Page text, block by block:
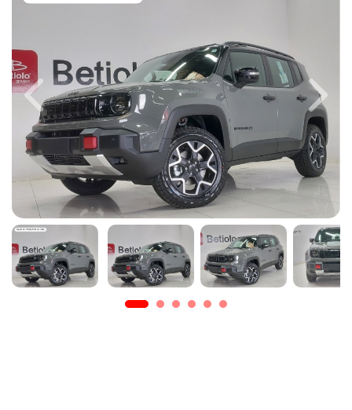
Previous Next